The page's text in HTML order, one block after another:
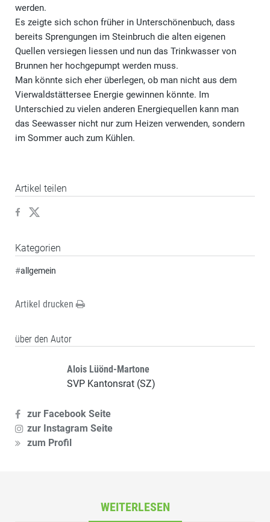
werden.
Es zeigte sich schon früher in Unterschönenbuch, dass
bereits Sprengungen im Steinbruch die alten eigenen
Quellen versiegen liessen und nun das Trinkwasser von
Brunnen her hochgepumpt werden muss.
Man könnte sich eher überlegen, ob man nicht aus dem
Vierwaldstättersee Energie gewinnen könnte. Im
Unterschied zu vielen anderen Energiequellen kann man
das Seewasser nicht nur zum Heizen verwenden, sondern
im Sommer auch zum Kühlen.
Artikel teilen
Kategorien
#allgemein
Artikel drucken
über den Autor
Alois Lüönd-Martone
SVP Kantonsrat (SZ)
zur Facebook Seite
zur Instagram Seite
zum Profil
WEITERLESEN